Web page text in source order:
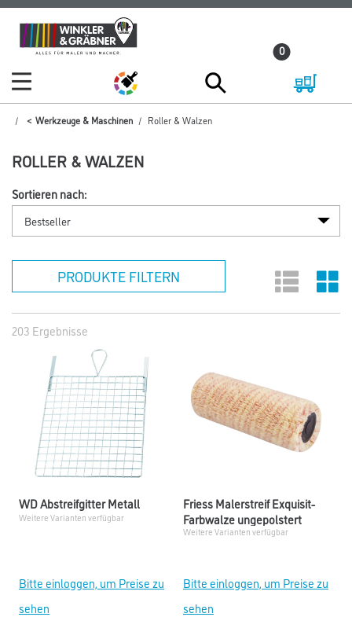
Zum
Inhalt
Zum
Navigationsmenü
0
Werkzeuge & Maschinen Roller & Walzen
ROLLER & WALZEN
Sortieren nach:
PRODUKTE FILTERN
203 Ergebnisse
WD Abstreifgitter Metall
Weitere Varianten verfügbar
Bitte einloggen, um Preise zu
sehen
Friess Malerstreif Exquisit-
Farbwalze ungepolstert
Weitere Varianten verfügbar
Bitte einloggen, um Preise zu
sehen